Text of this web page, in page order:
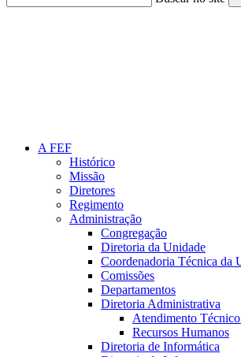
A FEF
Histórico
Missão
Diretores
Regimento
Administração
Congregação
Diretoria da Unidade
Coordenadoria Técnica da
Comissões
Departamentos
Diretoria Administrativa
Atendimento
Recursos Humanos
Diretoria de Informática